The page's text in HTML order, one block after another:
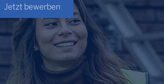
Jetzt bewerben